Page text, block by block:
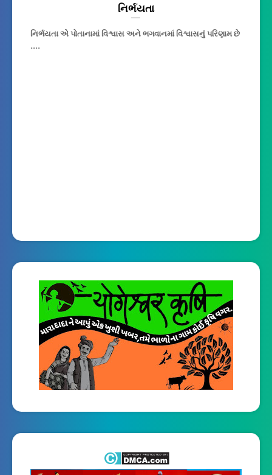
નિર્ભયતા
નિર્ભયતા એ પોતાનામાં વિશ્વાસ અને ભગવાનમાં વિશ્વાસનું પરિણામ છે
....